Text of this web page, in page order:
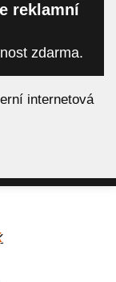
reklamní
zdarma.
internetová